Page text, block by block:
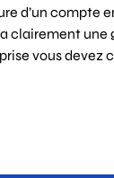
d’un compte
clairement
vous